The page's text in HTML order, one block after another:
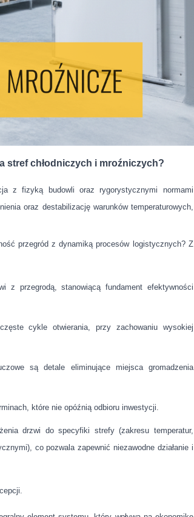
stref chłodniczych i mroźniczych?
z fizyką budowli oraz rygorystycznymi normami
oraz destabilizację warunków temperaturowych,
przegród z dynamiką procesów logistycznych? Z
z przegrodą, stanowiącą fundament efektywności
cykle otwierania, przy zachowaniu wysokiej
są detale eliminujące miejsca gromadzenia
które nie opóźnią odbioru inwestycji.
drzwi do specyfiki strefy (zakresu temperatur,
co pozwala zapewnić niezawodne działanie i